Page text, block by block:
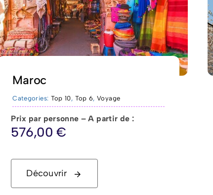
Maroc
Categories: Top 10, Top 6,Voyage
Prix par personne – A partir de :
576,00€
Découvrir